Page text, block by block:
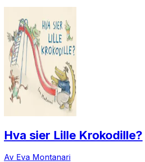
Hva sier Lille Krokodille?
Av Eva Montanari